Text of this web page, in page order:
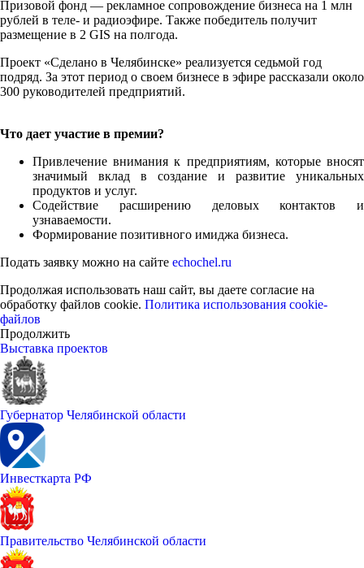
Призовой фонд — рекламное сопровождение бизнеса на 1 млн
рублей в теле- и радиоэфире. Также победитель получит
размещение в 2 GIS на полгода.
Проект «Сделано в Челябинске» реализуется седьмой год
подряд. За этот период о своем бизнесе в эфире рассказали около
300 руководителей предприятий.
Что дает участие в премии?
Привлечение внимания к предприятиям, которые вносят
значимый вклад в создание и развитие уникальных
продуктов и услуг.
Содействие расширению деловых контактов и
узнаваемости.
Формирование позитивного имиджа бизнеса.
Подать заявку можно на сайте echochel.ru
Продолжая использовать наш сайт, вы даете согласие на
обработку файлов cookie. Политика использования cookie-
файлов
Продолжить
Выставка проектов
Губернатор Челябинской области
Инвесткарта РФ
Правительство Челябинской области